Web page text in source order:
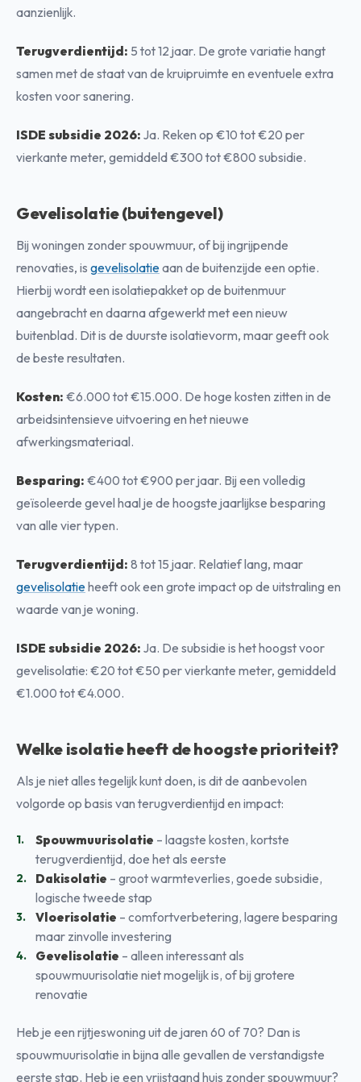
aanzienlijk.
Terugverdientijd: 5 tot 12 jaar. De grote variatie hangt
samen met de staat van de kruipruimte en eventuele extra
kosten voor sanering.
ISDE subsidie 2026: Ja. Reken op €10 tot €20 per
vierkante meter, gemiddeld €300 tot €800 subsidie.
Gevelisolatie (buitengevel)
Bij woningen zonder spouwmuur, of bij ingrijpende
renovaties, is gevelisolatie aan de buitenzijde een optie.
Hierbij wordt een isolatiepakket op de buitenmuur
aangebracht en daarna afgewerkt met een nieuw
buitenblad. Dit is de duurste isolatievorm, maar geeft ook
de beste resultaten.
Kosten: €6.000 tot €15.000. De hoge kosten zitten in de
arbeidsintensieve uitvoering en het nieuwe
afwerkingsmateriaal.
Besparing: €400 tot €900 per jaar. Bij een volledig
geïsoleerde gevel haal je de hoogste jaarlijkse besparing
van alle vier typen.
Terugverdientijd: 8 tot 15 jaar. Relatief lang, maar
gevelisolatie heeft ook een grote impact op de uitstraling en
waarde van je woning.
ISDE subsidie 2026: Ja. De subsidie is het hoogst voor
gevelisolatie: €20 tot €50 per vierkante meter, gemiddeld
€1.000 tot €4.000.
Welke isolatie heeft de hoogste prioriteit?
Als je niet alles tegelijk kunt doen, is dit de aanbevolen
volgorde op basis van terugverdientijd en impact:
Spouwmuurisolatie – laagste kosten, kortste
terugverdientijd, doe het als eerste
Dakisolatie – groot warmteverlies, goede subsidie,
logische tweede stap
Vloerisolatie – comfortverbetering, lagere besparing
maar zinvolle investering
Gevelisolatie – alleen interessant als
spouwmuurisolatie niet mogelijk is, of bij grotere
renovatie
Heb je een rijtjeswoning uit de jaren 60 of 70? Dan is
spouwmuurisolatie in bijna alle gevallen de verstandigste
eerste stap. Heb je een vrijstaand huis zonder spouwmuur?